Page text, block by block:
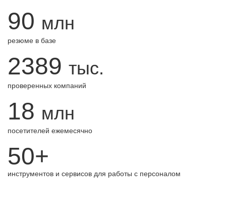
90 млн
резюме в базе
2389 тыс.
проверенных компаний
18 млн
посетителей ежемесячно
50+
инструментов и сервисов для работы с персоналом